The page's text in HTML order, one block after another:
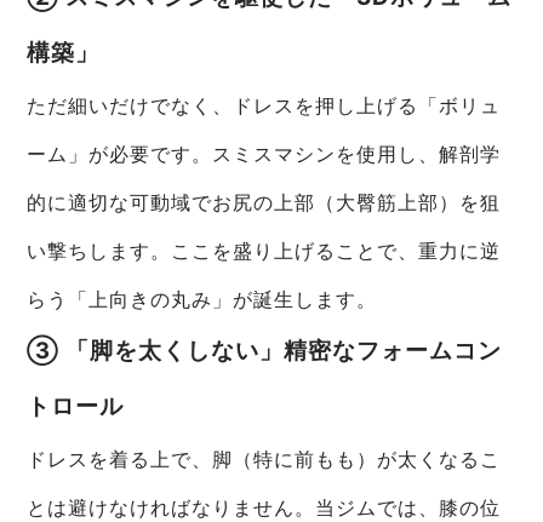
構築」
ただ細いだけでなく、ドレスを押し上げる「ボリュ
ーム」が必要です。スミスマシンを使用し、解剖学
的に適切な可動域でお尻の上部（大臀筋上部）を狙
い撃ちします。ここを盛り上げることで、重力に逆
らう「上向きの丸み」が誕生します。
③ 「脚を太くしない」精密なフォームコン
トロール
ドレスを着る上で、脚（特に前もも）が太くなるこ
とは避けなければなりません。当ジムでは、膝の位